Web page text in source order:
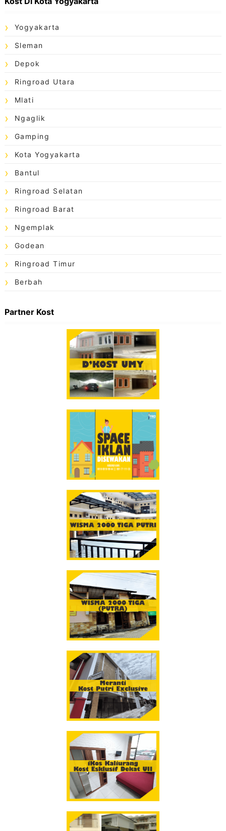
Yogyakarta
Sleman
Depok
Ringroad Utara
Mlati
Ngaglik
Gamping
Kota Yogyakarta
Bantul
Ringroad Selatan
Ringroad Barat
Ngemplak
Godean
Ringroad Timur
Berbah
Partner Kost